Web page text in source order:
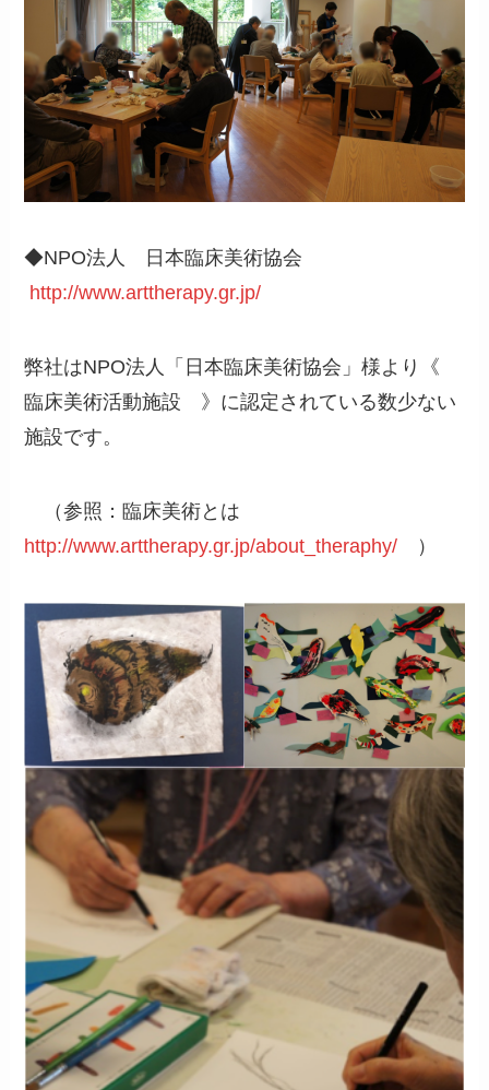
◆NPO法人 日本臨床美術協会
http://www.arttherapy.gr.jp/
弊社はNPO法人「日本臨床美術協会」様より《
臨床美術活動施設 》に認定されている数少ない
施設です。
（参照：臨床美術とは
http://www.arttherapy.gr.jp/about_theraphy/ ）